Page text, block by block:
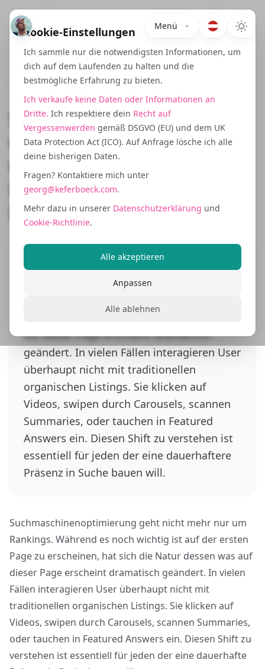
Cookie-Einstellungen
Ich sammle nur die notwendigsten Informationen, um
dich auf dem Laufenden zu halten und die
bestmögliche Erfahrung zu bieten.
Ich verkaufe keine Daten oder Informationen an
Dritte. Ich respektiere dein Recht auf
Vergessenwerden gemäß DSGVO (EU) und dem UK
Data Protection Act (ICO). Auf Anfrage lösche ich alle
deine bisherigen Daten.
Fragen? Kontaktiere mich unter
georg@keferboeck.com.
Mehr dazu in unserer Datenschutzerklärung und
Cookie-Richtlinie.
Alle ablehnen
Anpassen
Alle akzeptieren
Menü
Search Intent Evolution
und SERP Feature
Optimierung: Die Real
Estate jenseits von
Rankings gewinnen
April 24, 2025
Suchmaschinenoptimierung geht nicht
mehr nur um Rankings. Während es noch
auf dieser Page erscheint dramatisch
geändert. In vielen Fällen interagieren User
überhaupt nicht mit traditionellen
organischen Listings. Sie klicken auf
Videos, swipen durch Carousels, scannen
Summaries, oder tauchen in Featured
Answers ein. Diesen Shift zu verstehen ist
essentiell für jeden der eine dauerhaftere
Präsenz in Suche bauen will.
Suchmaschinenoptimierung geht nicht mehr nur um
Rankings. Während es noch wichtig ist auf der ersten
Page zu erscheinen, hat sich die Natur dessen was auf
dieser Page erscheint dramatisch geändert. In vielen
Fällen interagieren User überhaupt nicht mit
traditionellen organischen Listings. Sie klicken auf
Videos, swipen durch Carousels, scannen Summaries,
oder tauchen in Featured Answers ein. Diesen Shift zu
verstehen ist essentiell für jeden der eine dauerhafte